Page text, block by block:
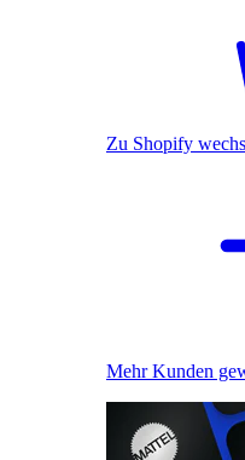
Zu Shopify
Mehr Kunden